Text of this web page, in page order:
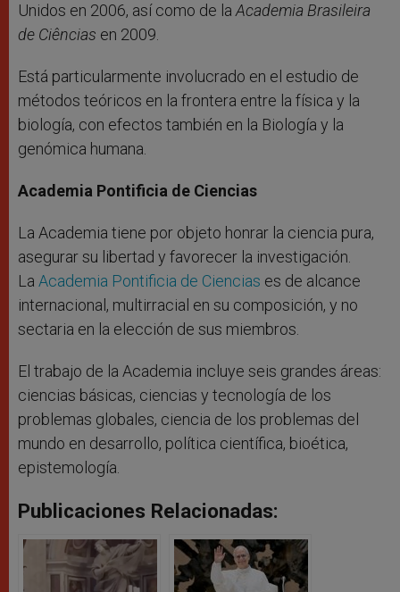
Unidos en 2006, así como de laAcademia Brasileira
de Ciências en 2009.
Está particularmente involucrado en el estudio de
métodos teóricos en la frontera entre la física y la
biología, con efectos también en la Biología y la
genómica humana.
Academia Pontificia de Ciencias
La Academia tiene por objeto honrar la ciencia pura,
asegurar su libertad y favorecer la investigación.
La Academia Pontificia de Ciencias es de alcance
internacional, multirracial en su composición, y no
sectaria en la elección de sus miembros.
El trabajo de la Academia incluye seis grandes áreas:
ciencias básicas, ciencias y tecnología de los
problemas globales, ciencia de los problemas del
mundo en desarrollo, política científica, bioética,
epistemología.
Publicaciones Relacionadas: